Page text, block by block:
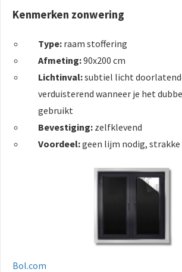
Kenmerken zonwering
Type: raam stoffering
Afmeting:90x200 cm
Lichtinval:subtiel licht
verduisterend wanneer je het
gebruikt
Bevestiging: zelfklevend
Voordeel:geen lijm nodig,
Bol.com